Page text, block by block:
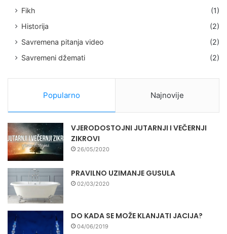
Fikh
(1)
Historija
(2)
Savremena pitanja video
(2)
Savremeni džemati
(2)
Popularno Najnovije
VJERODOSTOJNI JUTARNJI I VEČERNJI
ZIKROVI
26/05/2020
PRAVILNO UZIMANJE GUSULA
02/03/2020
DO KADA SE MOŽE KLANJATI JACIJA?
04/06/2019